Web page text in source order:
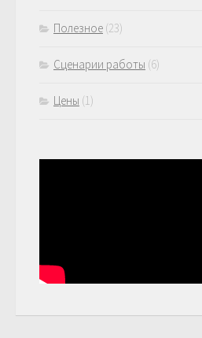
Полезное (23)
Сценарии работы (6)
Цены (1)